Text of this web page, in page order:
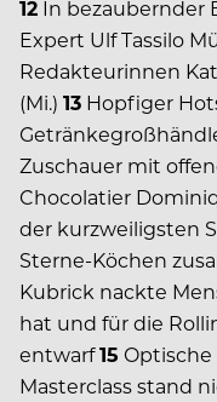
12 In bezaubernder
Expert Ulf Tassilo
Redakteurinnen
(Mi.) 13 Hopfiger
Zuschauer mit
Chocolatier
der kurzweiligsten
Sterne-Köchen
Kubrick nackte
hat und für die
entwarf15 Optische
Masterclass stand